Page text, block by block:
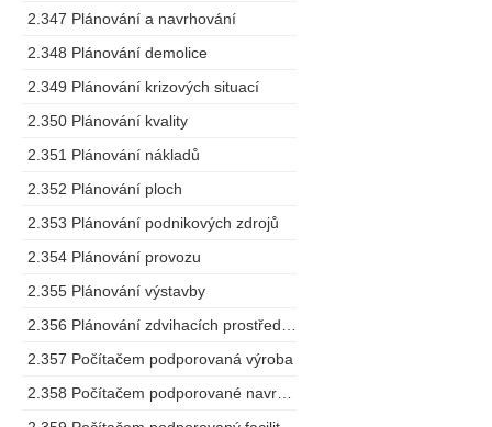
2.347 Plánování a navrhování
2.348 Plánování demolice
2.349 Plánování krizových situací
2.350 Plánování kvality
2.351 Plánování nákladů
2.352 Plánování ploch
2.353 Plánování podnikových zdrojů
2.354 Plánování provozu
2.355 Plánování výstavby
2.357 Počítačem podporovaná výroba